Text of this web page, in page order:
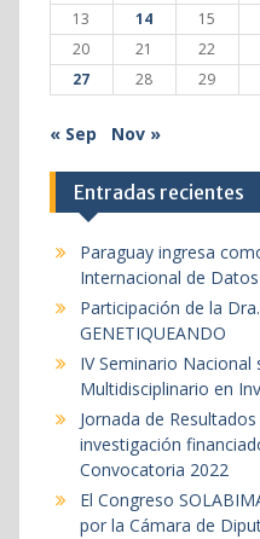
13
14 15
20
21 22
27
28 29
« Sep Nov »
Entradas recientes
Paraguay ingresa
Internacional de
Participación de la
GENETIQUEANDO
IV Seminario
Multidisciplinario en
Jornada de
investigación
Convocatoria 2022
El Congreso
por la Cámara de